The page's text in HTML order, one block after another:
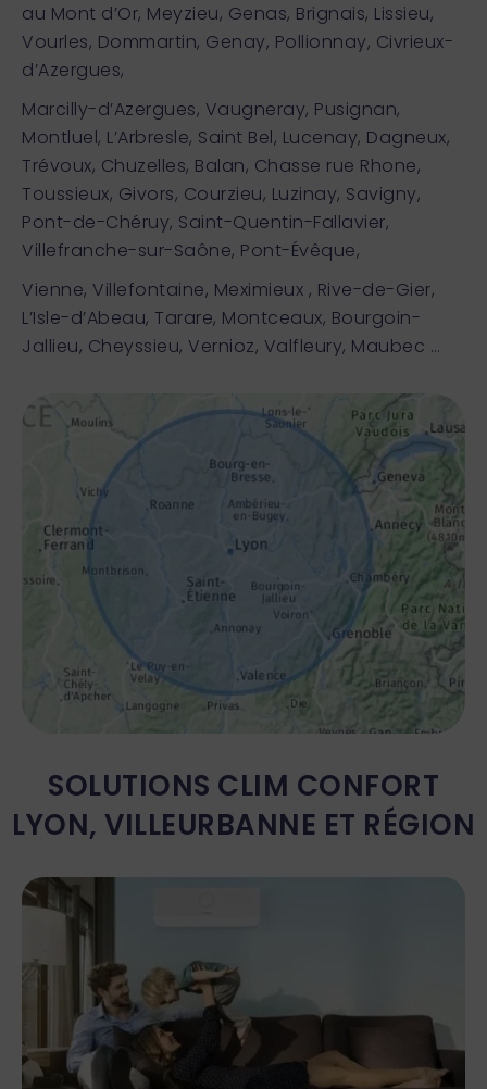
au Mont d’Or, Meyzieu, Genas, Brignais, Lissieu,
Vourles, Dommartin, Genay, Pollionnay, Civrieux-
d’Azergues,
Marcilly-d’Azergues, Vaugneray, Pusignan,
Montluel, L’Arbresle, Saint Bel, Lucenay, Dagneux,
Trévoux, Chuzelles, Balan, Chasse rue Rhone,
Toussieux, Givors, Courzieu, Luzinay, Savigny,
Pont-de-Chéruy, Saint-Quentin-Fallavier,
Villefranche-sur-Saône, Pont-Évêque,
Vienne, Villefontaine, Meximieux , Rive-de-Gier,
L’Isle-d’Abeau, Tarare, Montceaux, Bourgoin-
Jallieu, Cheyssieu, Vernioz, Valfleury, Maubec …
SOLUTIONS CLIM CONFORT
LYON, VILLEURBANNE ET RÉGION